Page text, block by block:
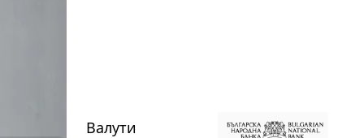
Валути